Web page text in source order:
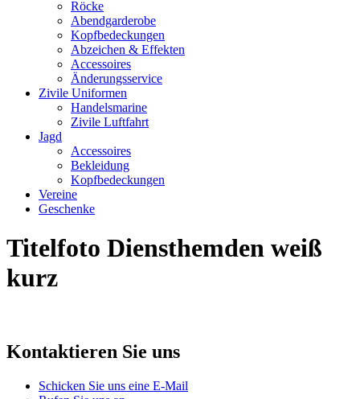
Röcke
Abendgarderobe
Kopfbedeckungen
Abzeichen & Effekten
Accessoires
Änderungsservice
Zivile Uniformen
Handelsmarine
Zivile Luftfahrt
Jagd
Accessoires
Bekleidung
Kopfbedeckungen
Vereine
Geschenke
Titelfoto Diensthemden weiß
kurz
Kontaktieren Sie uns
Schicken Sie uns eine E-Mail